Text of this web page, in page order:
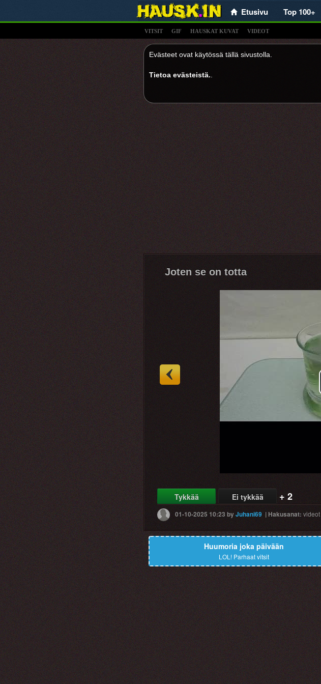
Etusivu Top 100+
VITSIT GIF HAUSKAT KUVAT VIDEOT
Evästeet ovat käytössä tällä sivustolla.
Tietoa evästeistä.
Joten se on totta
Tykkää Ei tykkää + 2
01-10-2025 10:23 byJuhani69 |Hakusanat: videot
Huumoria joka päivään
LOL! Parhaat vitsit